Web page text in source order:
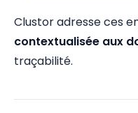
Clustor adresse ces
contextualisée aux
traçabilité.